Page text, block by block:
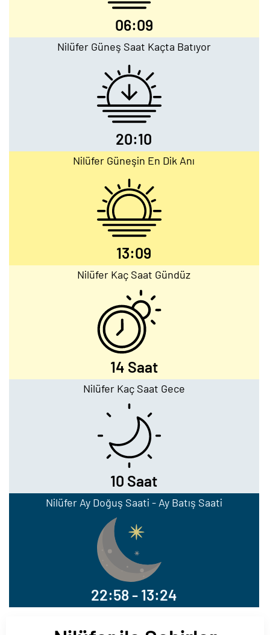
06:09
Nilüfer Güneş Saat Kaçta Batıyor
20:10
Nilüfer Güneşin En Dik Anı
13:09
Nilüfer Kaç Saat Gündüz
14 Saat
Nilüfer Kaç Saat Gece
10 Saat
Nilüfer Ay Doğuş Saati - Ay Batış Saati
22:58 - 13:24